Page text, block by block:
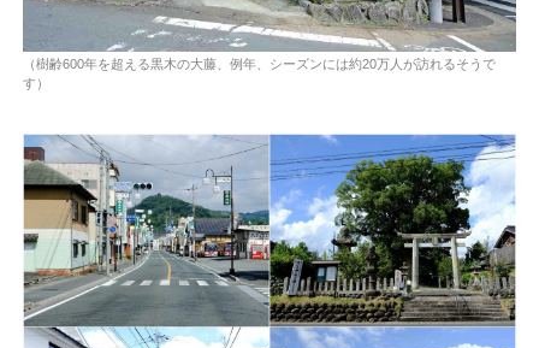
（樹齢600年を超える黒木の大藤、例年、シーズンには約20万人が訪れるそうで
す）